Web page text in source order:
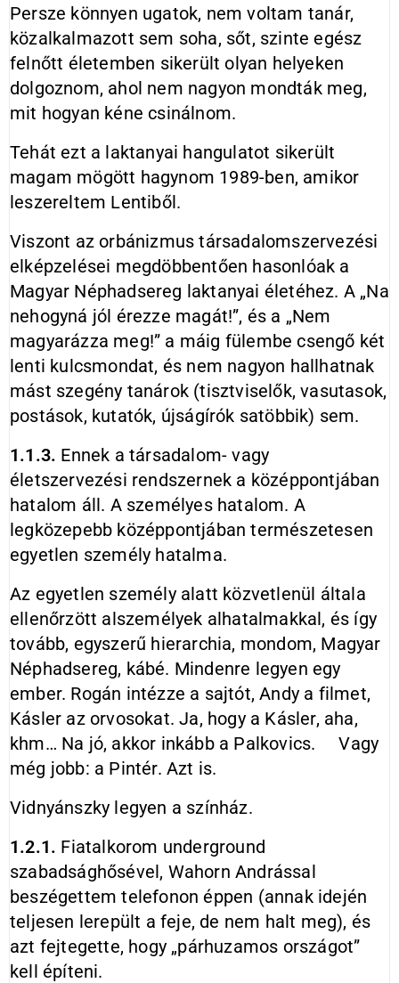
Persze könnyen ugatok, nem voltam tanár,
közalkalmazott sem soha, sőt, szinte egész
felnőtt életemben sikerült olyan helyeken
dolgoznom, ahol nem nagyon mondták meg,
mit hogyan kéne csinálnom.
Tehát ezt a laktanyai hangulatot sikerült
magam mögött hagynom 1989-ben, amikor
leszereltem Lentiből.
Viszont az orbánizmus társadalomszervezési
elképzelései megdöbbentően hasonlóak a
Magyar Néphadsereg laktanyai életéhez. A „Na
nehogyná jól érezze magát!”, és a „Nem
magyarázza meg!” a máig fülembe csengő két
lenti kulcsmondat, és nem nagyon hallhatnak
mást szegény tanárok (tisztviselők, vasutasok,
postások, kutatók, újságírók satöbbik) sem.
1.1.3. Ennek a társadalom- vagy
életszervezési rendszernek a középpontjában
hatalom áll. A személyes hatalom. A
legközepebb középpontjában természetesen
egyetlen személy hatalma.
Az egyetlen személy alatt közvetlenül általa
ellenőrzött alszemélyek alhatalmakkal, és így
tovább, egyszerű hierarchia, mondom, Magyar
Néphadsereg, kábé. Mindenre legyen egy
ember. Rogán intézze a sajtót, Andy a filmet,
Kásler az orvosokat. Ja, hogy a Kásler, aha,
khm… Na jó, akkor inkább a Palkovics. Vagy
még jobb: a Pintér. Azt is.
Vidnyánszky legyen a színház.
1.2.1. Fiatalkorom underground
szabadsághősével, Wahorn Andrással
beszégettem telefonon éppen (annak idején
teljesen lerepült a feje, de nem halt meg), és
azt fejtegette, hogy „párhuzamos országot”
kell építeni.